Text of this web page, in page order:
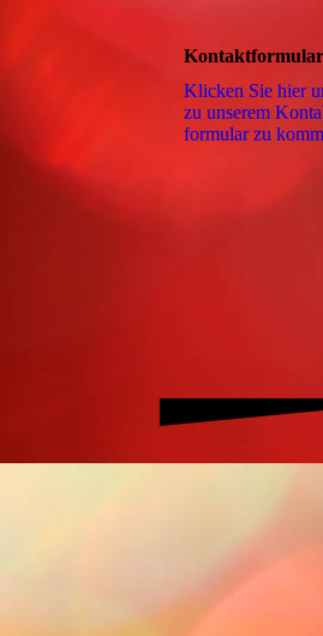
Kontaktformular
Klicken Sie hier
zu unserem
for­mu­lar zu